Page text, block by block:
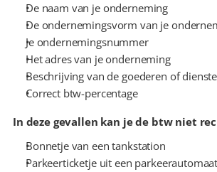
De naam van je onderneming
De ondernemingsvorm van je
Je ondernemingsnummer
Het adres van je onderneming
Beschrijving van de goederen of
Correct btw-percentage
In deze gevallen kan je de btw niet
Bonnetje van een tankstation
Parkeerticketje uit een parkeerautomaat